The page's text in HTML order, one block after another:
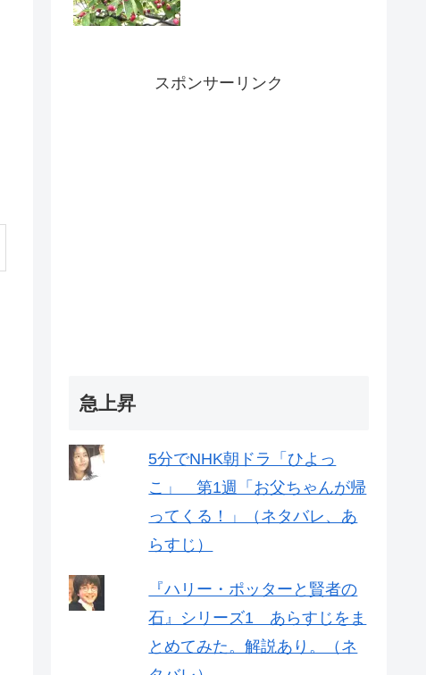
スポンサーリンク
急上昇
5分でNHK朝ドラ「ひよっ
こ」 第1週「お父ちゃんが帰
ってくる！」（ネタバレ、あ
らすじ）
『ハリー・ポッターと賢者の
石』シリーズ1 あらすじをま
とめてみた。解説あり。（ネ